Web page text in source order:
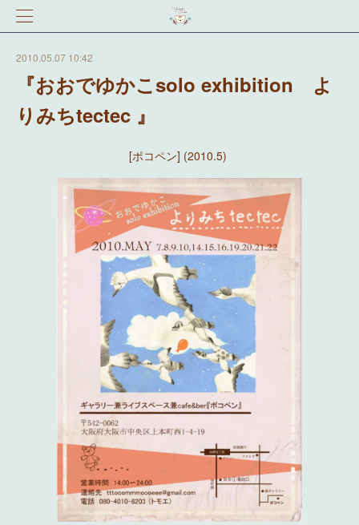
2010.05.07 10:42
『おおでゆかこsolo exhibition よ
りみちtectec 』
[ポコペン] (2010.5)